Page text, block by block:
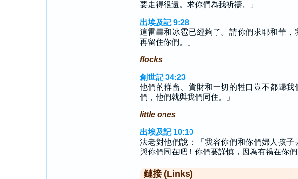
要走得很遠。求你們為我祈禱。」
出埃及記 9:28
這雷轟和冰雹已經夠了。請你們求耶和華，
再留住你們。」
flocks
創世記 34:23
他們的群畜、貨財和一切的牲口豈不都歸我
們，他們就與我們同住。」
little ones
出埃及記 10:10
法老對他們說：「我容你們和你們婦人孩子
與你們同在吧！你們要謹慎，因為有禍在你們
鏈接 (Links)